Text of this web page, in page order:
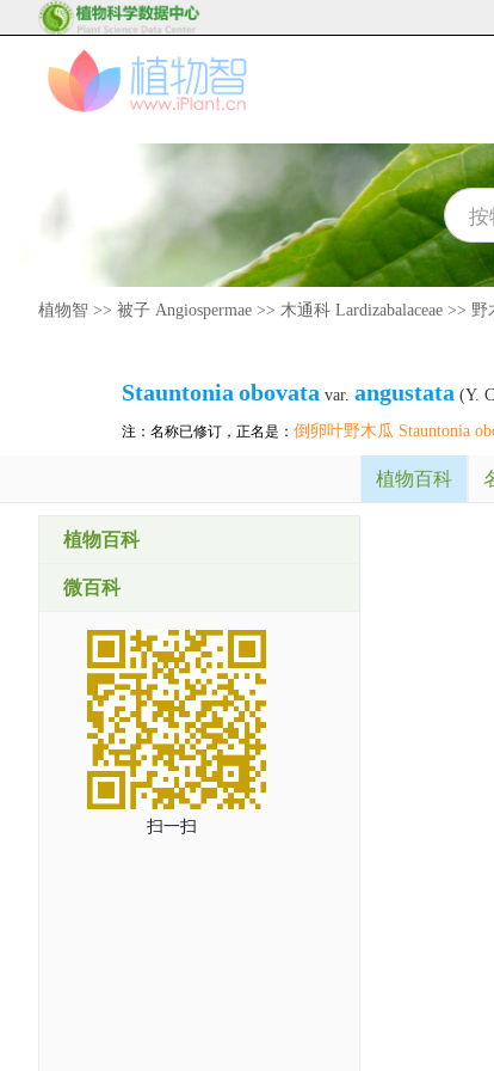
植物智 >> 被子 Angiospermae >> 木通科 Lardizabalaceae >> 野
Stauntonia obovata var. angustata (Y.
注：名称已修订，正名是： 倒卵叶野木瓜 Stauntonia
植物百科
植物百科
微百科
扫一扫